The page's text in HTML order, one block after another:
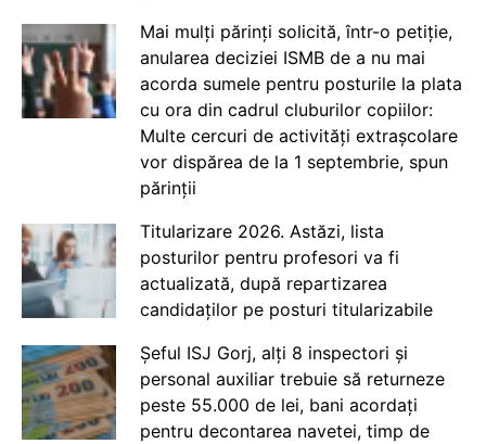
Mai mulți părinți solicită, într-o petiție,
anularea deciziei ISMB de a nu mai
acorda sumele pentru posturile la plata
cu ora din cadrul cluburilor copiilor:
Multe cercuri de activități extrașcolare
vor dispărea de la 1 septembrie, spun
părinții
Titularizare 2026. Astăzi, lista
posturilor pentru profesori va fi
actualizată, după repartizarea
candidaților pe posturi titularizabile
Șeful ISJ Gorj, alți 8 inspectori și
personal auxiliar trebuie să returneze
peste 55.000 de lei, bani acordați
pentru decontarea navetei, timp de